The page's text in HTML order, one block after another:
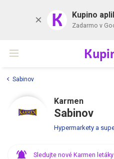
K Kupino
Zadarmo v
Sabinov
Karmen
Sabinov
Hypermarkety a
Sledujte nové Karmen letáky